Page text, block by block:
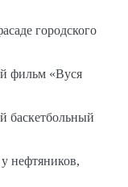
городского
фильм «Вуся
баскетбольный
нефтяников,